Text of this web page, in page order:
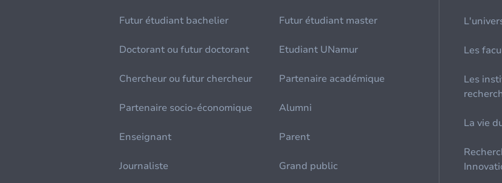
Futur étudiant bachelier Futur étudiant master
Doctorant ou futur doctorant Etudiant UNamur
Chercheur ou futur chercheur Partenaire académique
Partenaire socio-économique Alumni
Enseignant Parent
Journaliste Grand public
Les
Les
La vie